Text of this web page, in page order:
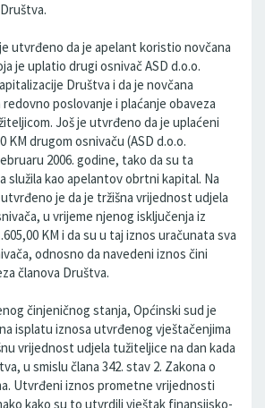
utvrđeno da je apelant koristio novčana
je uplatio drugi osnivač ASD d.o.o.
Društva i da je novčana
poslovanje i plaćanje obaveza
Još je utvrđeno da je uplaćeni
KM drugom osnivaču (ASD d.o.o.
2006. godine, tako da su ta
služila kao apelantov obrtni kapital. Na
je da je tržišna vrijednost udjela
u vrijeme njenog isključenja iz
KM i da su u taj iznos uračunata sva
odnosno da navedeni iznos čini
članova Društva.
činjeničnog stanja, Općinski sud je
isplatu iznosa utvrđenog vještačenjima
vrijednost udjela tužiteljice na dan kada
u smislu člana 342. stav 2. Zakona o
Utvrđeni iznos prometne vrijednosti
kako su to utvrdili vještak finansijsko-